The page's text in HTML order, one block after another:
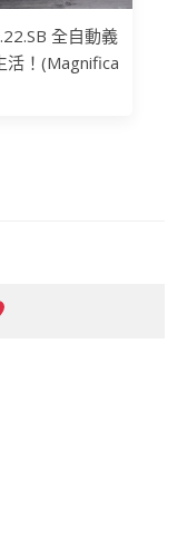
全自動義
活！(Magnifica